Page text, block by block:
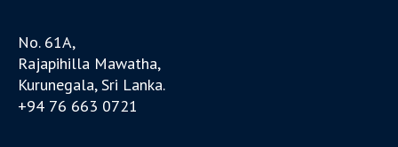
No. 61A,
Rajapihilla Mawatha,
Kurunegala, Sri Lanka.
+94 76 663 0721